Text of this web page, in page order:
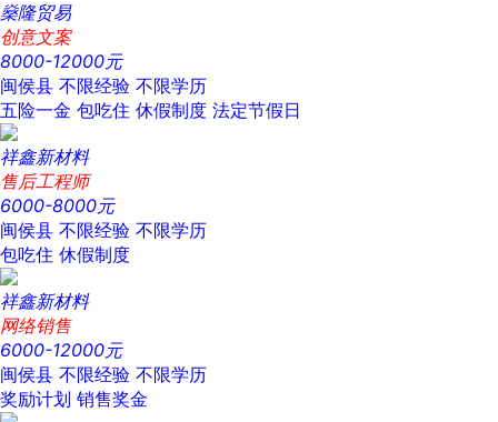
燊隆贸易
创意文案
8000-12000元
闽侯县 不限经验 不限学历
五险一金 包吃住 休假制度 法定节假日
祥鑫新材料
售后工程师
6000-8000元
闽侯县 不限经验 不限学历
包吃住 休假制度
祥鑫新材料
网络销售
6000-12000元
闽侯县 不限经验 不限学历
奖励计划 销售奖金